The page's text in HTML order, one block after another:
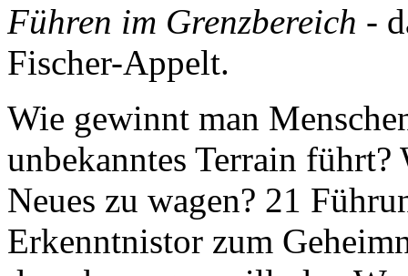
Führen im Grenzbereich -
Fischer-Appelt.
Wie gewinnt man
unbekanntes Terrain führt?
Neues zu wagen? 21
Erkenntnistor zum